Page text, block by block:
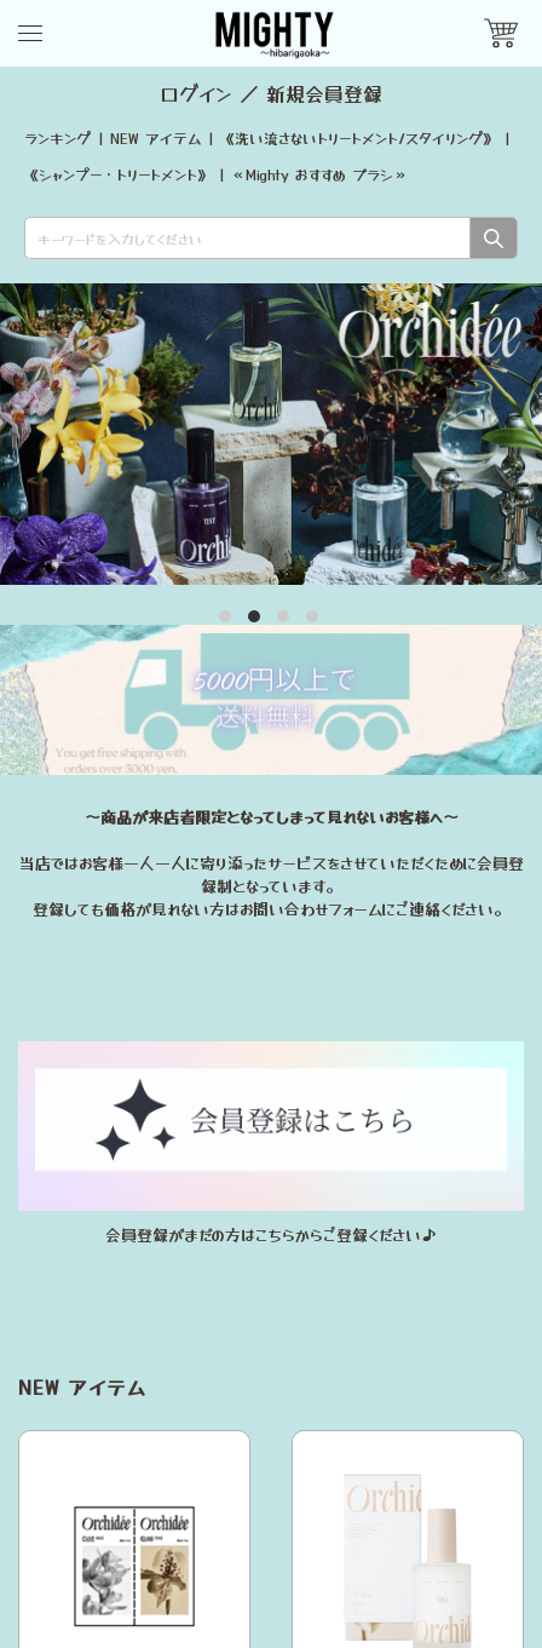
ログイン ／ 新規会員登録
ランキング | NEW アイテム | 《洗い流さないトリートメント/スタイリング》
|
《シャンプー・トリートメント》
| ≪Mighty おすすめ ブラシ≫
〜商品が来店者限定となってしまって見れないお客様へ〜
当店ではお客様一人一人に寄り添ったサービスをさせていただくために会員登
録制となっています。
登録しても価格が見れない方はお問い合わせフォームにご連絡ください。
会員登録がまだの方はこちらからご登録ください♪
NEW アイテム